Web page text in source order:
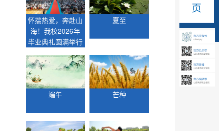
大暑
怀揣热爱，奔赴山
海！我校2026年
毕业典礼圆满举行
夏至
端午 芒种
页